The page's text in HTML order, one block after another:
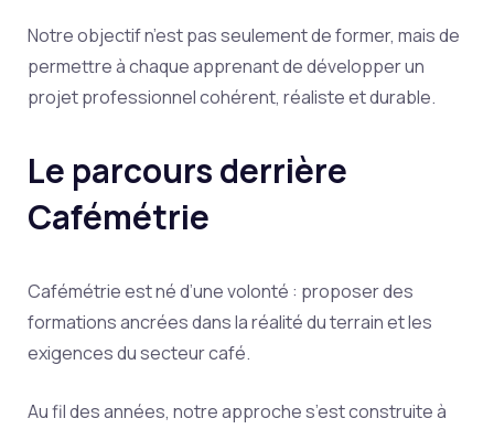
Notre objectif n’est pas seulement de former, mais de
permettre à chaque apprenant de développer un
projet professionnel cohérent, réaliste et durable.
Le parcours derrière
Cafémétrie
Cafémétrie est né d’une volonté : proposer des
formations ancrées dans la réalité du terrain et les
exigences du secteur café.
Au fil des années, notre approche s’est construite à